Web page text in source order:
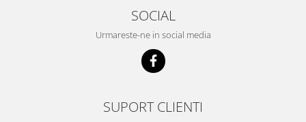
SOCIAL
Urmareste-ne in social media
SUPORT CLIENTI